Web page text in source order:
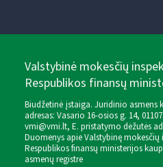
Valstybinė mokesčių
Respublikos finansų
Biudžetinė įstaiga. Juridinio asmens
adresas: Vasario 16-osios g. 14,
vmi@vmi.lt, E. pristatymo dėžutės
Duomenys apie Valstybinę
Respublikos finansų ministerijos
asmenų registre